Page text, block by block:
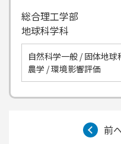
総合理工学部
地球科学科
自然科学一般 / 固体地
農学 / 環境影響評価
前